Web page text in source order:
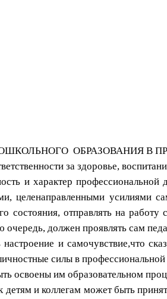
ОБРАЗОВАНИЯ В
за здоровье,
и характер профессиональной
усилиями
состояния, отправлять на
очередь, должен проявлять сам
и самочувствие,что
силы в
освоены им образовательном
и коллегам может быть